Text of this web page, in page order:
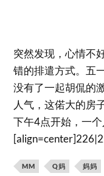
突然发现，心情不
错的排遣方式。五
没有了一起胡侃的
人气，这偌大的房
下午4点开始，一个
[align=center]
MM Q妈 妈妈